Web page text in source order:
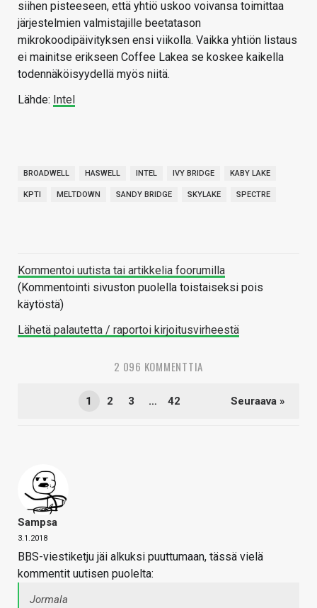
siihen pisteeseen, että yhtiö uskoo voivansa toimittaa
järjestelmien valmistajille beetatason
mikrokoodipäivityksen ensi viikolla. Vaikka yhtiön listaus
ei mainitse erikseen Coffee Lakea se koskee kaikella
todennäköisyydellä myös niitä.
Lähde: Intel
BROADWELL HASWELL INTEL IVY BRIDGE KABY LAKE
KPTI MELTDOWN SANDY BRIDGE SKYLAKE SPECTRE
Kommentoi uutista tai artikkelia foorumilla
(Kommentointi sivuston puolella toistaiseksi pois
käytöstä)
Lähetä palautetta / raportoi kirjoitusvirheestä
2 096 KOMMENTTIA
1 2 3 … 42 Seuraava »
Sampsa
3.1.2018
BBS-viestiketju jäi alkuksi puuttumaan, tässä vielä
kommentit uutisen puolelta:
Jormala